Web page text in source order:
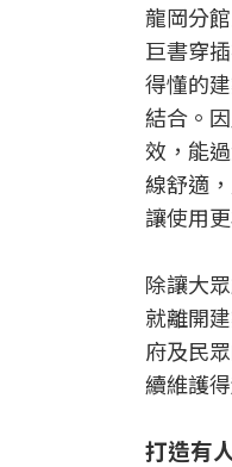
龍岡分
巨書穿
得懂的
結合。
效，能
線舒適
讓使用
除讓大
就離開
府及民
續維護
打造有